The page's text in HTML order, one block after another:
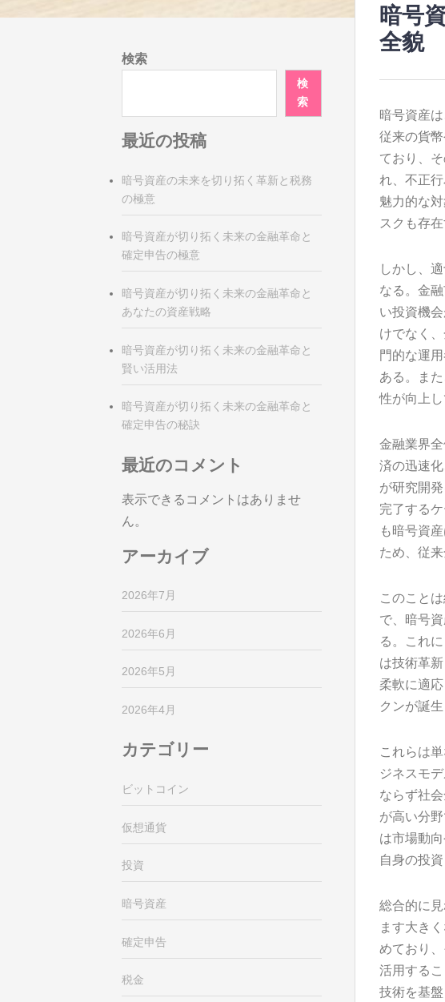
暗号
全貌
暗号資産
従来の貨
ており、
れ、不正
魅力的な
スクも存在
しかし、
なる。金
い投資機
けでなく
門的な運
ある。ま
性が向上し
金融業界
済の迅速
が研究開
完了する
も暗号資
ため、従
このこと
で、暗号
る。これ
は技術革
柔軟に適
クンが誕
これらは
ジネスモ
ならず社
が高い分
は市場動
自身の投
総合的に
ます大き
めており
活用する
技術を基
検索
検
索
最近の投稿
暗号資産の未来を切り拓く革新と税務
の極意
暗号資産が切り拓く未来の金融革命と
確定申告の極意
暗号資産が切り拓く未来の金融革命と
あなたの資産戦略
暗号資産が切り拓く未来の金融革命と
賢い活用法
暗号資産が切り拓く未来の金融革命と
確定申告の秘訣
最近のコメント
表示できるコメントはありませ
ん。
アーカイブ
2026年7月
2026年6月
2026年5月
2026年4月
カテゴリー
ビットコイン
仮想通貨
投資
暗号資産
確定申告
税金